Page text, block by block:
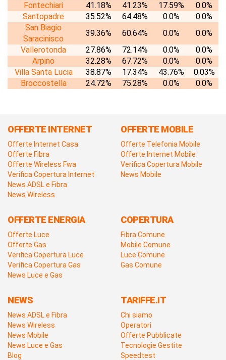
Fontechiari
41.18% 41.23% 17.59%
0.0%
Santopadre
35.52% 64.48% 0.0%
0.0%
San Biagio
Saracinisco
39.36% 60.64% 0.0%
0.0%
Vallerotonda
27.86% 72.14% 0.0%
0.0%
Arpino
32.28% 67.72% 0.0%
0.0%
Villa Santa Lucia
38.87% 17.34% 43.76%
0.03%
Broccostella
24.72% 75.28% 0.0% 0.0%
OFFERTE INTERNET
Offerte Internet Casa
Offerte Fibra
Offerte Wireless Fwa
Verifica Copertura Internet
News ADSL e Fibra
News Wireless
OFFERTE MOBILE
Offerte Telefonia Mobile
Offerte Internet Mobile
Verifica Copertura Mobile
News Mobile
OFFERTE ENERGIA
Offerte Luce
Offerte Gas
Verifica Copertura Luce
Verifica Copertura Gas
News Luce e Gas
COPERTURA
Fibra Comune
Mobile Comune
Luce Comune
Gas Comune
NEWS
News ADSL e Fibra
News Wireless
News Mobile
News Luce e Gas
Blog
TARIFFE.IT
Chi siamo
Operatori
Offerte Pubblicate
Tecnologie Gestite
Speedtest